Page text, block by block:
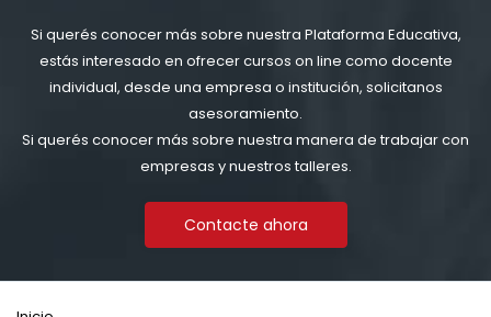
Si querés conocer más sobre nuestra Plataforma Educativa,
estás interesado en ofrecer cursos on line como docente
individual, desde una empresa o institución, solicitanos
asesoramiento.
Si querés conocer más sobre nuestra manera de trabajar con
empresas y nuestros talleres.
Contacte ahora